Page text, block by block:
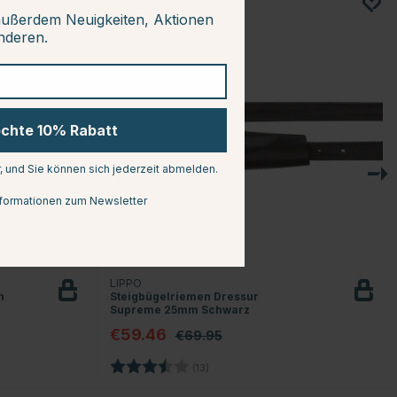
15
LIPPO
Steigbügelriemen Dressur
Supreme 25mm Schwarz
€59.46 €69.95
Bewertung: (13)
Neuigkeiten, Aktionen
10% Rabatt
Sie können sich jederzeit abmelden.
zum Newsletter